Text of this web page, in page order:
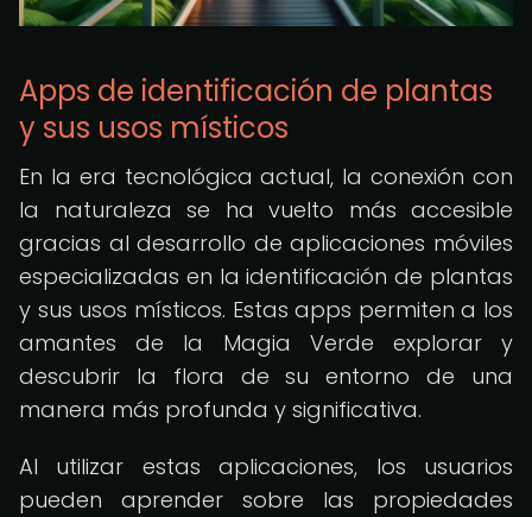
Apps de identificación de plantas
y sus usos místicos
En la era tecnológica actual, la conexión con
la naturaleza se ha vuelto más accesible
gracias al desarrollo de aplicaciones móviles
especializadas en la identificación de plantas
y sus usos místicos. Estas apps permiten a los
amantes de la Magia Verde explorar y
descubrir la flora de su entorno de una
manera más profunda y significativa.
Al utilizar estas aplicaciones, los usuarios
pueden aprender sobre las propiedades